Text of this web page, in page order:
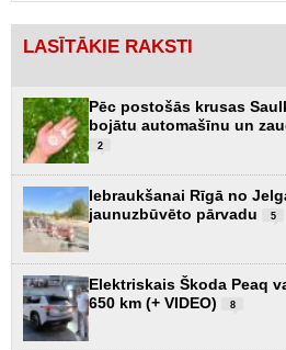
LASĪTĀKIE RAKSTI
Pēc postošās krusas
bojātu automašīnu un
2
Iebraukšanai Rīgā no
jaunuzbūvēto pārvadu
5
Elektriskais Škoda Peaq
650 km (+ VIDEO)
8